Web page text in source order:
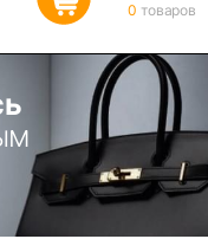
0 товаров